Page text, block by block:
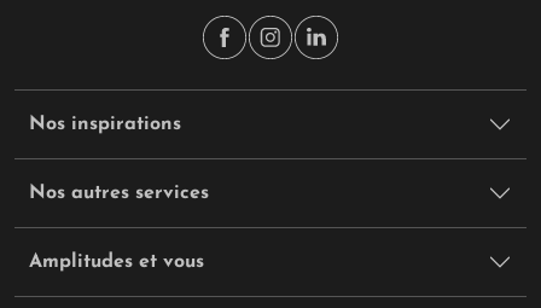
Nos inspirations
Nos autres services
Amplitudes et vous